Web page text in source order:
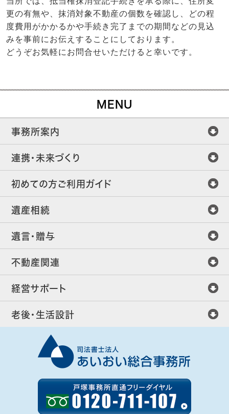
更の有無や、抹消対象不動産の個数を確認し、どの程
度費用がかかるかや手続き完了までの期間などの見込
みを事前にお伝えすることにしております。
どうぞお気軽にお問合せいただけると幸いです。
MENU
事務所案内
連携・未来づくり
初めての方ご利用ガイド
遺産相続
遺言・贈与
不動産関連
経営サポート
老後・生活設計